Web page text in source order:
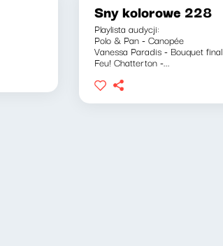
Sny kolorowe 228
Playlista audycji:
Polo & Pan - Canopée
Vanessa Paradis - Bouquet final
Feu! Chatterton -...